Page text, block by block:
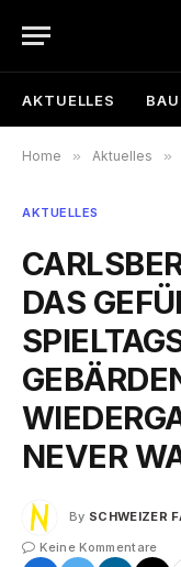
AKTUELLES
Home » Aktuelles »
AKTUELLES
DAS
NEVER
By SCHWEIZER
Keine Kommentare